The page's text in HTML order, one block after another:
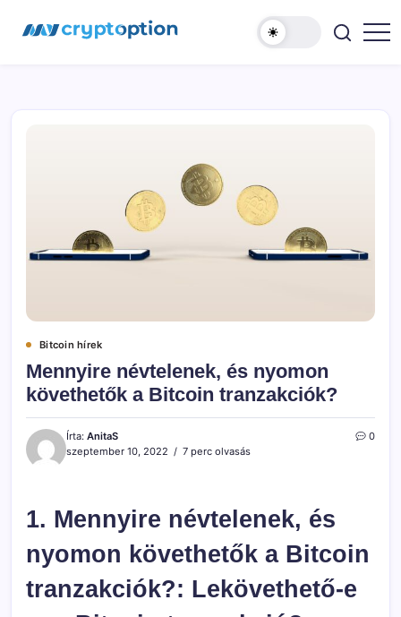
MyCryptOption
Bitcoin hírek
Mennyire névtelenek, és nyomon
követhetők a Bitcoin tranzakciók?
Írta: AnitaS
szeptember 10, 2022
7 perc olvasás
0
1. Mennyire névtelenek, és
nyomon követhetők a Bitcoin
tranzakciók?: Lekövethető-e